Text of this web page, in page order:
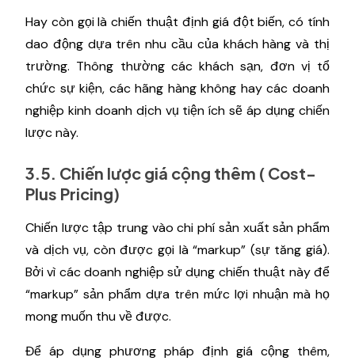
Hay còn gọi là chiến thuật định giá đột biến, có tính
dao động dựa trên nhu cầu của khách hàng và thị
trường. Thông thường các khách sạn, đơn vị tổ
chức sự kiện, các hãng hàng không hay các doanh
nghiệp kinh doanh dịch vụ tiện ích sẽ áp dụng chiến
lược này.
3.5. Chiến lược giá cộng thêm ( Cost-
Plus Pricing)
Chiến lược tập trung vào chi phí sản xuất sản phẩm
và dịch vụ, còn được gọi là “markup” (sự tăng giá).
Bởi vì các doanh nghiệp sử dụng chiến thuật này để
“markup” sản phẩm dựa trên mức lợi nhuận mà họ
mong muốn thu về được.
Để áp dụng phương pháp định giá cộng thêm,